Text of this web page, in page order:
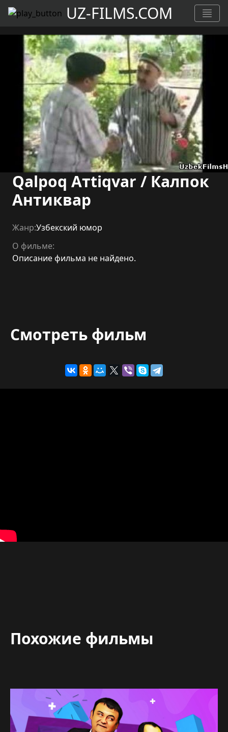
UZ-FILMS.COM
Qalpoq Aтtiqvar / Калпок
Антиквар
Жанр:Узбекский юмор
О фильме:
Описание фильма не найдено.
Смотреть фильм
Похожие фильмы